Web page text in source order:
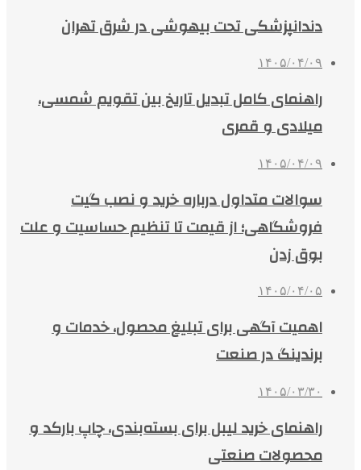
دندانپزشکی تحت بیهوشی در شرق تهران
۱۴۰۵/۰۴/۰۹
راهنمای کامل تبدیل تاریخ بین تقویم شمسی،
میلادی و قمری
۱۴۰۵/۰۴/۰۹
سوالات متداول درباره خرید و نصب گیت
فروشگاهی؛ از قیمت تا تنظیم حساسیت و علت
بوق زدن
۱۴۰۵/۰۴/۰۵
اهمیت آگهی برای تبلیغ محصول، خدمات و
برندینگ در صنعت
۱۴۰۵/۰۳/۳۰
راهنمای خرید لیبل برای بسته‌بندی، چاپ بارکد و
محصولات صنعتی